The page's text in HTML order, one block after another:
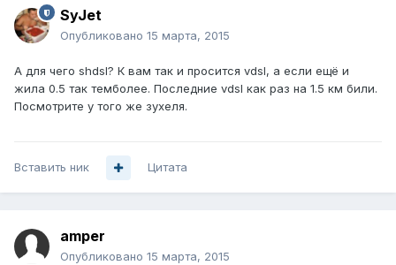
SyJet
Опубликовано 15 марта, 2015
А для чего shdsl? К вам так и просится vdsl, а если ещё и
жила 0.5 так темболее. Последние vdsl как раз на 1.5 км били.
Посмотрите у того же зухеля.
Вставить ник Цитата
amper
Опубликовано 15 марта, 2015